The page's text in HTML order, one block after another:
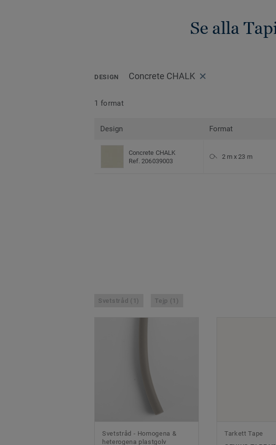
Se alla
DESIGN Concrete CHALK
1 format
Design Format
Concrete CHALK
Ref. 206039003
2 m x 23 m
Svetstråd (1) Tejp (1)
Svetstråd - Homogena &
heterogena plastgolv
Tarkett Tape